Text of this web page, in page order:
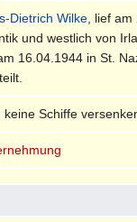
Dietrich Wilke , lief
und westlich von
16.04.1944 in St.
Schiffe